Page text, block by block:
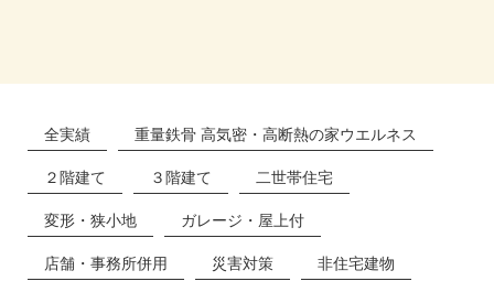
全実績
重量鉄骨 高気密・高断熱の家ウエルネス
２階建て
３階建て
二世帯住宅
変形・狭小地
ガレージ・屋上付
店舗・事務所併用
災害対策
非住宅建物